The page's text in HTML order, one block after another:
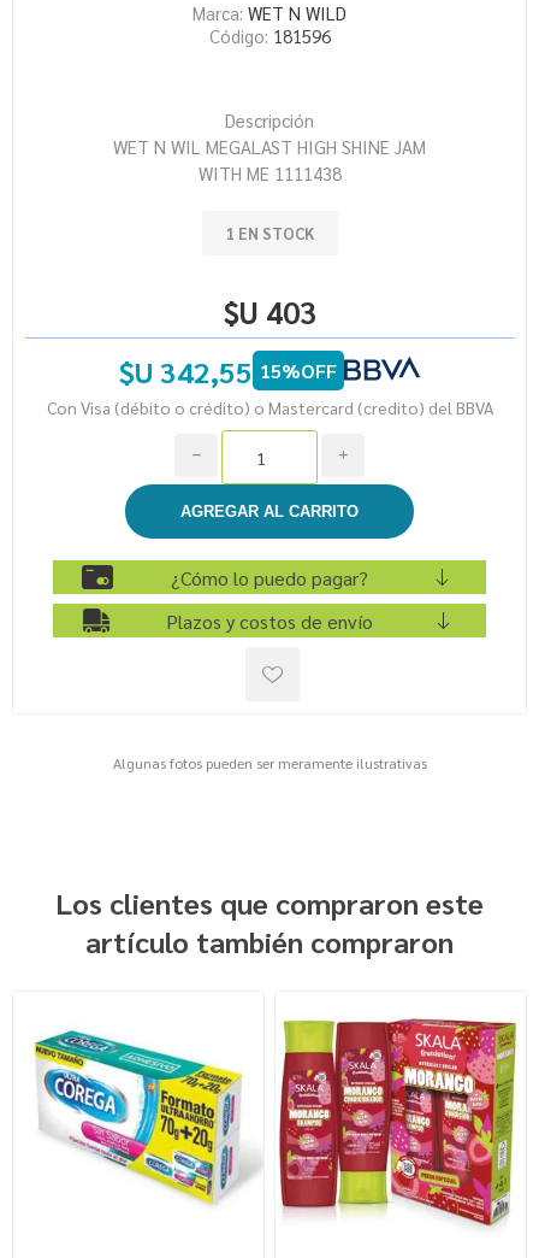
Marca: WET N WILD
Código: 181596
Descripción
WET N WIL MEGALAST HIGH SHINE JAM
WITH ME 1111438
1 EN STOCK
$U 403
$U 342,55 15%OFF
Con Visa (débito o crédito) o Mastercard (credito) del BBVA
i
h
¿Cómo lo puedo pagar?
Plazos y costos de envío
Algunas fotos pueden ser meramente ilustrativas
Los clientes que compraron este
artículo también compraron